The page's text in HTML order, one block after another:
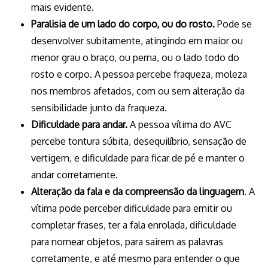
mais evidente.
Paralisia de um lado do corpo, ou do rosto. Pode se
desenvolver subitamente, atingindo em maior ou
menor grau o braço, ou perna, ou o lado todo do
rosto e corpo. A pessoa percebe fraqueza, moleza
nos membros afetados, com ou sem alteração da
sensibilidade junto da fraqueza.
Dificuldade para andar. A pessoa vítima do AVC
percebe tontura súbita, desequilíbrio, sensação de
vertigem, e dificuldade para ficar de pé e manter o
andar corretamente.
Alteração da fala e da compreensão da linguagem. A
vítima pode perceber dificuldade para emitir ou
completar frases, ter a fala enrolada, dificuldade
para nomear objetos, para sairem as palavras
corretamente, e até mesmo para entender o que